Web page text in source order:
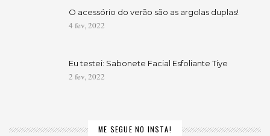
O acessório do verão são as argolas duplas!
4 fev, 2022
Eu testei: Sabonete Facial Esfoliante Tiye
2 fev, 2022
ME SEGUE NO INSTA!